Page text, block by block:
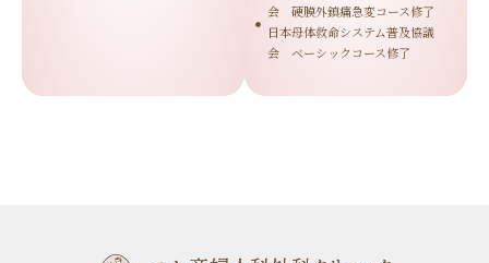
会 硬膜外鎮痛急変コース修了
日本母体救命システム普及協議
会 ベーシックコース修了